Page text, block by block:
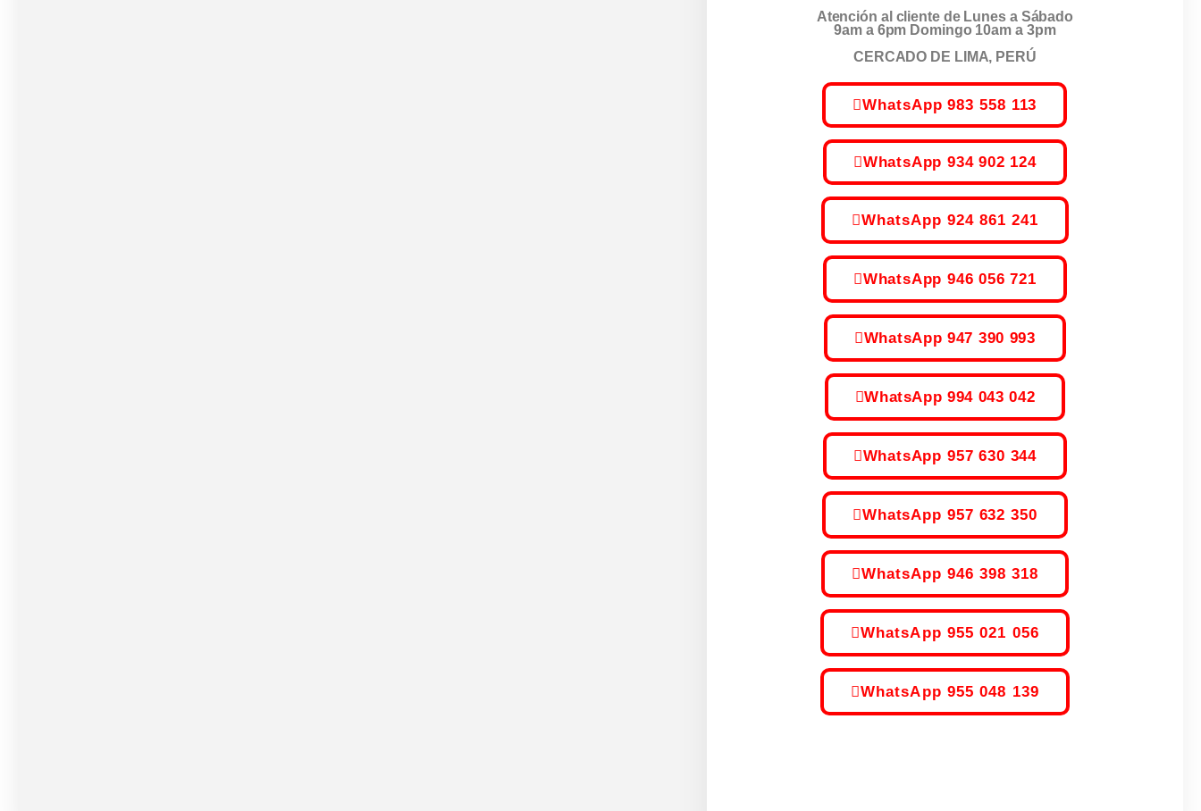
Atención al cliente de Lunes a Sábado
9am a 6pm Domingo 10am a 3pm
CERCADO DE LIMA, PERÚ
WhatsApp 983 558 113
WhatsApp 934 902 124
WhatsApp 924 861 241
WhatsApp 946 056 721
WhatsApp 947 390 993
WhatsApp 994 043 042
WhatsApp 957 630 344
WhatsApp 957 632 350
WhatsApp 946 398 318
WhatsApp 955 021 056
WhatsApp 955 048 139